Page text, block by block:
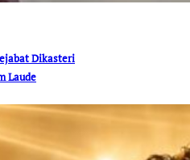
Dikasteri
Laude